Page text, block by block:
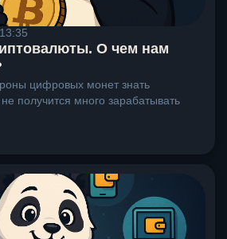
О чем нам
цифровых монет знать
получится много зарабатывать